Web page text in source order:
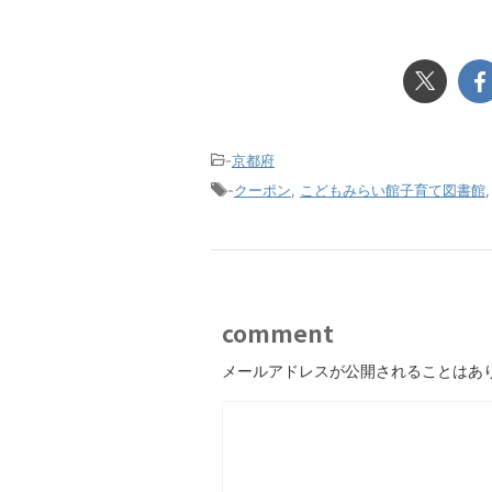
-京都府
-クーポン こどもみらい館子育て図書館
comment
メールアドレスが公開されることはあ